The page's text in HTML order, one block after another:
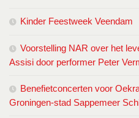
Kinder Feestweek Veendam
Voorstelling NAR over het
Assisi door performer Peter
Benefietconcerten voor
Groningen-stad Sappemeer